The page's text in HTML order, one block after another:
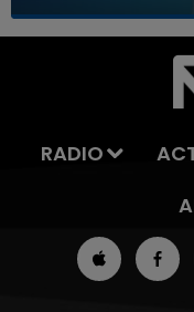
LA TEAM DE
RADIO